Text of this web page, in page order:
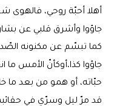
أهلا أحبّة روحي، فالهوى
جاؤوا وأشرق قلبي عن
كما تبسّم عن مكنونه
جاؤوا كذا،أوكأنّ الأمس ما
حبّاته، أو همو من بعد ما
قد مرّ ليل وسرّي في